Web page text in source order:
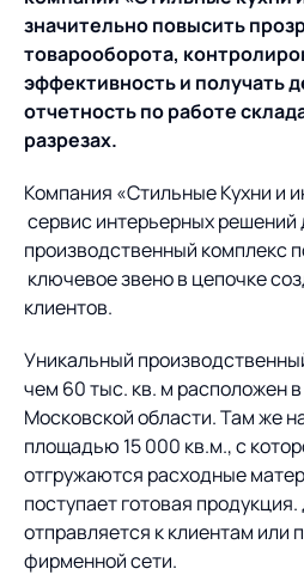
Управление перевозками
и транспортным парком
Интегрированное
планирование
Управление
контейнерным
терминалом
Автоматизация
процессов
Техническое оснащение
Постпроектное
сопровождение
Новости
Мероприятия
Проекты
Контакты
Контакты
Академия
Предложение для
учебных заведений
База знаний
База знаний
значительно повысить
товарооборота,
эффективность и получать
отчетность по работе
разрезах.
Компания «Стильные Кухни и
сервис интерьерных решений
производственный комплекс
ключевое звено в цепочке
клиентов.
Уникальный
чем 60 тыс. кв. м расположен
Московской области. Там же
площадью 15 000 кв.м., с
отгружаются расходные
поступает готовая
отправляется к клиентам или
фирменной сети.